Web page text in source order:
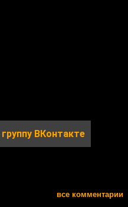
группу ВКонтакте
все комментарии